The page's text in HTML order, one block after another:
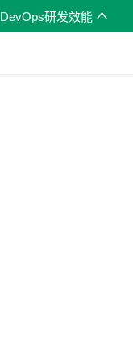
DevOps研发效能